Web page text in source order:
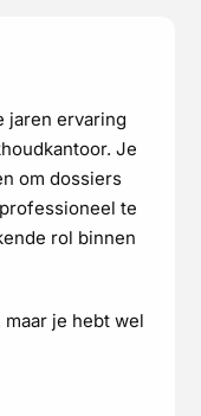
jaren ervaring
Je
om dossiers
te
rol binnen
je hebt wel